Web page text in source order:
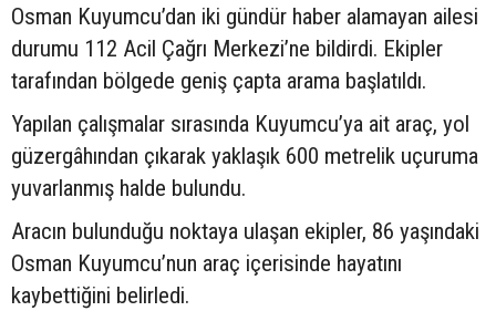
Osman Kuyumcu’dan iki gündür haber alamayan ailesi
durumu 112 Acil Çağrı Merkezi’ne bildirdi. Ekipler
tarafından bölgede geniş çapta arama başlatıldı.
Yapılan çalışmalar sırasında Kuyumcu’ya ait araç, yol
güzergâhından çıkarak yaklaşık 600 metrelik uçuruma
yuvarlanmış halde bulundu.
Aracın bulunduğu noktaya ulaşan ekipler, 86 yaşındaki
Osman Kuyumcu’nun araç içerisinde hayatını
kaybettiğini belirledi.